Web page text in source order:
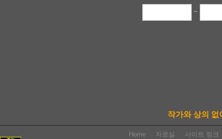
~
작가와 상의 없
Home 자료실 사이트 링크